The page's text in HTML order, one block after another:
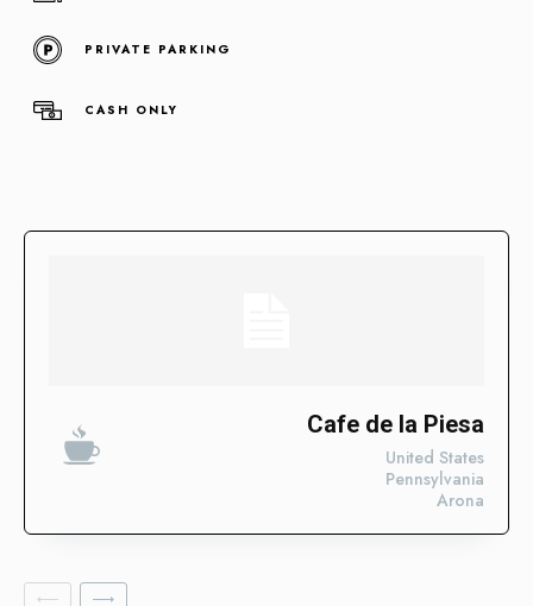
en un sólo enlace clave.
Tecnologías de la Información
Software
Cuidado de la Salud y Hospitales
PRIVATE PARKING
CASH ONLY
Cafe de la Piesa
Arona
Pennsylvania
United States